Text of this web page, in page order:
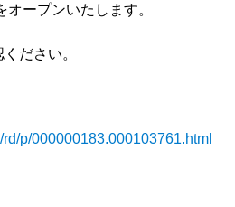
オープンいたします。
ださい。
p/000000183.000103761.html